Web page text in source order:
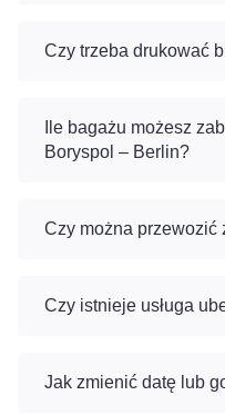
Czy trzeba drukować
Ile bagażu możesz
Boryspol – Berlin?
Czy można przewozić
Czy istnieje usługa
Jak zmienić datę lub